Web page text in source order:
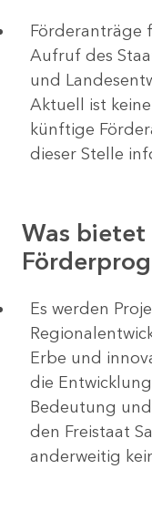
Förderanträge
Aufruf des
und
Aktuell ist
künftige
dieser Stelle
Was bietet
Es werden
Erbe und
die
Bedeutung
den Freistaat
anderweitig